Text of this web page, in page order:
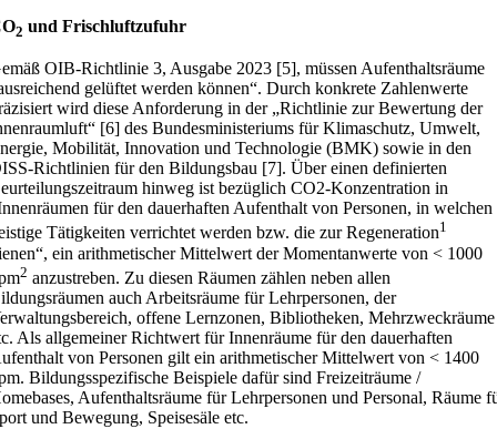
2 und Frischluftzufuhr
OIB-Richtlinie 3, Ausgabe 2023 [5], müssen Aufenthaltsräume
gelüftet werden können“. Durch konkrete Zahlenwerte
wird diese Anforderung in der „Richtlinie zur Bewertung der
[6] des Bundesministeriums für Klimaschutz, Umwelt,
Mobilität, Innovation und Technologie (BMK) sowie in den
Richtlinien für den Bildungsbau [7]. Über einen definierten
hinweg ist bezüglich CO2-Konzentration in
für den dauerhaften Aufenthalt von Personen, in welchen
Tätigkeiten verrichtet werden bzw. die zur Regeneration1
ein arithmetischer Mittelwert der Momentanwerte von < 1000
2 anzustreben. Zu diesen Räumen zählen neben allen
auch Arbeitsräume für Lehrpersonen, der
offene Lernzonen, Bibliotheken, Mehrzweckräume
Als allgemeiner Richtwert für Innenräume für den dauerhaften
von Personen gilt ein arithmetischer Mittelwert von < 1400
Bildungsspezifische Beispiele dafür sind Freizeiträume /
Aufenthaltsräume für Lehrpersonen und Personal, Räume
und Bewegung, Speisesäle etc.